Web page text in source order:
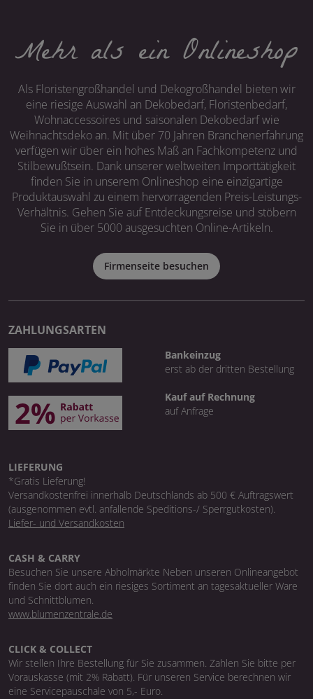
Mehr als ein Onlineshop
Als Floristengroßhandel und Dekogroßhandel bieten wir
eine riesige Auswahl an Dekobedarf, Floristenbedarf,
Wohnaccessoires und saisonalen Dekobedarf wie
Weihnachtsdeko an. Mit über 70 Jahren Branchenerfahrung
verfügen wir über ein hohes Maß an Fachkompetenz und
Stilbewußtsein. Dank unserer weltweiten Importtätigkeit
finden Sie in unserem Onlineshop eine einzigartige
Produktauswahl zu einem hervorragenden Preis-Leistungs-
Verhältnis. Gehen Sie auf Entdeckungsreise und stöbern
Sie in über 5000 ausgesuchten Online-Artikeln.
Firmenseite besuchen
ZAHLUNGSARTEN
Bankeinzug
erst ab der dritten Bestellung
Kauf auf Rechnung
auf Anfrage
LIEFERUNG
*Gratis Lieferung!
Versandkostenfrei innerhalb Deutschlands ab 500 € Auftragswert
(ausgenommen evtl. anfallende Speditions-/ Sperrgutkosten).
Liefer- und Versandkosten
CASH & CARRY
Besuchen Sie unsere Abholmärkte Neben unseren Onlineangebot
finden Sie dort auch ein riesiges Sortiment an tagesaktueller Ware
und Schnittblumen.
www.blumenzentrale.de
CLICK & COLLECT
Wir stellen Ihre Bestellung für Sie zusammen. Zahlen Sie bitte per
Vorauskasse (mit 2% Rabatt). Für unseren Service berechnen wir
eine Servicepauschale von 5,- Euro.